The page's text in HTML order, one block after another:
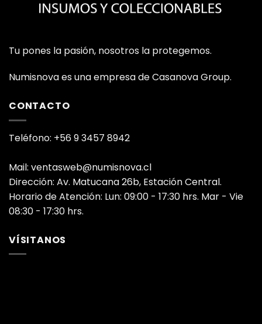
Tu pones la pasión, nosotros la protegemos.
Numisnova es una empresa de Casanova Group.
CONTACTO
Teléfono: +56 9 3457 8942
Mail: ventasweb@numisnova.cl
Dirección: Av. Matucana 26b, Estación Central.
Horario de Atención: Lun: 09:00 - 17:30 hrs. Mar - Vie
08:30 - 17:30 hrs.
VÍSITANOS